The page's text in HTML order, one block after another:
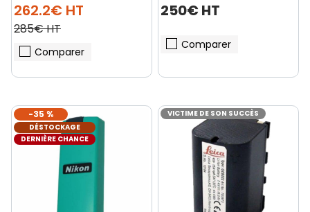
262.2€ HT
285€ HT
Comparer
250€ HT
Comparer
-35 %
DÉSTOCKAGE
DERNIÈRE CHANCE
VICTIME DE SON SUCCÈS